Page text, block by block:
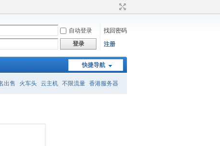
自动登录
找回密码
登录 注册
快捷导航
出售 火车头 云主机 不限流量 香港服务器